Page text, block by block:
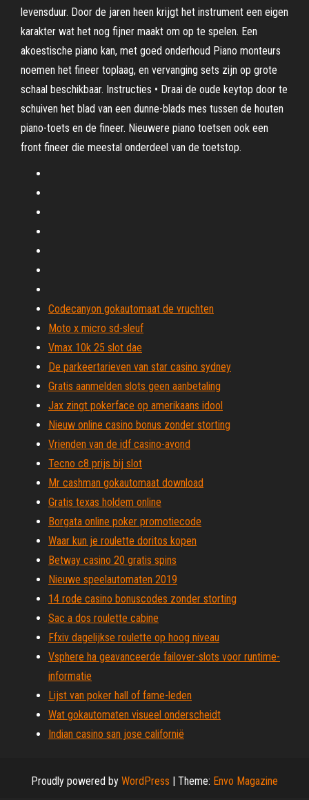
levensduur. Door de jaren heen krijgt het instrument een eigen
karakter wat het nog fijner maakt om op te spelen. Een
akoestische piano kan, met goed onderhoud Piano monteurs
noemen het fineer toplaag, en vervanging sets zijn op grote
schaal beschikbaar. Instructies • Draai de oude keytop door te
schuiven het blad van een dunne-blads mes tussen de houten
piano-toets en de fineer. Nieuwere piano toetsen ook een
front fineer die meestal onderdeel van de toetstop.
Codecanyon gokautomaat de vruchten
Moto x micro sd-sleuf
Vmax 10k 25 slot dae
De parkeertarieven van star casino sydney
Gratis aanmelden slots geen aanbetaling
Jax zingt pokerface op amerikaans idool
Nieuw online casino bonus zonder storting
Vrienden van de idf casino-avond
Tecno c8 prijs bij slot
Mr cashman gokautomaat download
Gratis texas holdem online
Borgata online poker promotiecode
Waar kun je roulette doritos kopen
Betway casino 20 gratis spins
Nieuwe speelautomaten 2019
14 rode casino bonuscodes zonder storting
Sac a dos roulette cabine
Ffxiv dagelijkse roulette op hoog niveau
Vsphere ha geavanceerde failover-slots voor runtime-
informatie
Lijst van poker hall of fame-leden
Wat gokautomaten visueel onderscheidt
Indian casino san jose californië
Proudly powered by WordPress | Theme: Envo Magazine